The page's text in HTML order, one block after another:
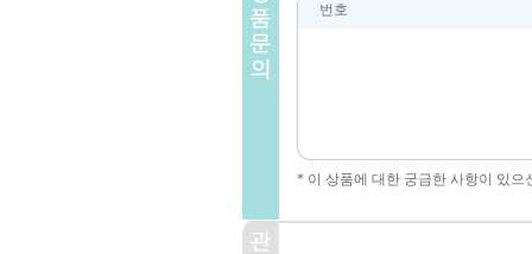
번호
* 이 상품에 대한 궁금한 사항이 있